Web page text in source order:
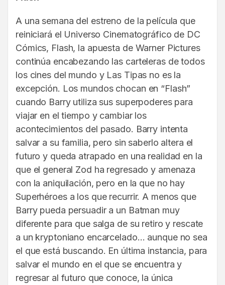
A una semana del estreno de la película que
reiniciará el Universo Cinematográfico de DC
Cómics, Flash, la apuesta de Warner Pictures
continúa encabezando las carteleras de todos
los cines del mundo y Las Tipas no es la
excepción. Los mundos chocan en “Flash”
cuando Barry utiliza sus superpoderes para
viajar en el tiempo y cambiar los
acontecimientos del pasado. Barry intenta
salvar a su familia, pero sin saberlo altera el
futuro y queda atrapado en una realidad en la
que el general Zod ha regresado y amenaza
con la aniquilación, pero en la que no hay
Superhéroes a los que recurrir. A menos que
Barry pueda persuadir a un Batman muy
diferente para que salga de su retiro y rescate
a un kryptoniano encarcelado… aunque no sea
el que está buscando. En última instancia, para
salvar el mundo en el que se encuentra y
regresar al futuro que conoce, la única